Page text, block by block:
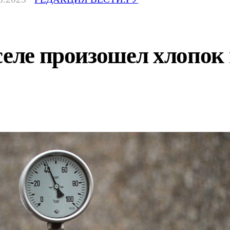
произошел хлопок